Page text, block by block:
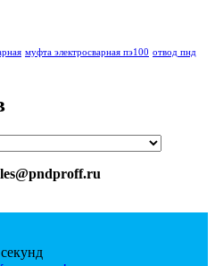
муфта электросварная пэ100 отвод пнд
секунд